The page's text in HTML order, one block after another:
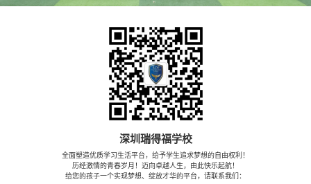
深圳瑞得福学校
全面塑造优质学习生活平台，给予学生追求梦想的自由权利！
历经激情的青春岁月！迈向卓越人生，由此快乐起航！
给您的孩子一个实现梦想、绽放才华的平台，请联系我们：